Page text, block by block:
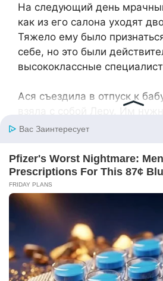
На следующий день
как из его салона уходят
Тяжело ему было
себе, но это были
высококлассные
Ася съездила в отпуск к
следует отдохнуть перед
пришлось съехать, потому
места работы было далеко
Ася не забывает её.
пару месяцев навещать и
стричь её соседей. Ведь они
встречают её с улыбками,
душевными историями.
Теперь Ася чувствовала